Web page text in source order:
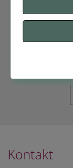
Kontakt